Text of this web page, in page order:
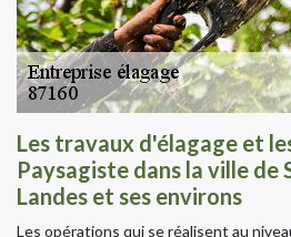
Les travaux d'élagage et
Paysagiste dans la ville de
Landes et ses environs
Les opérations qui se réalisent au